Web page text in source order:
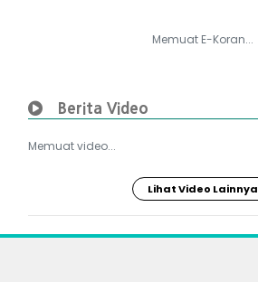
Memuat E-Koran...
Berita Video
Memuat video...
Lihat Video Lainnya